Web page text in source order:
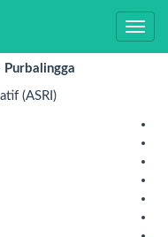
Purbalingga
(ASRI)